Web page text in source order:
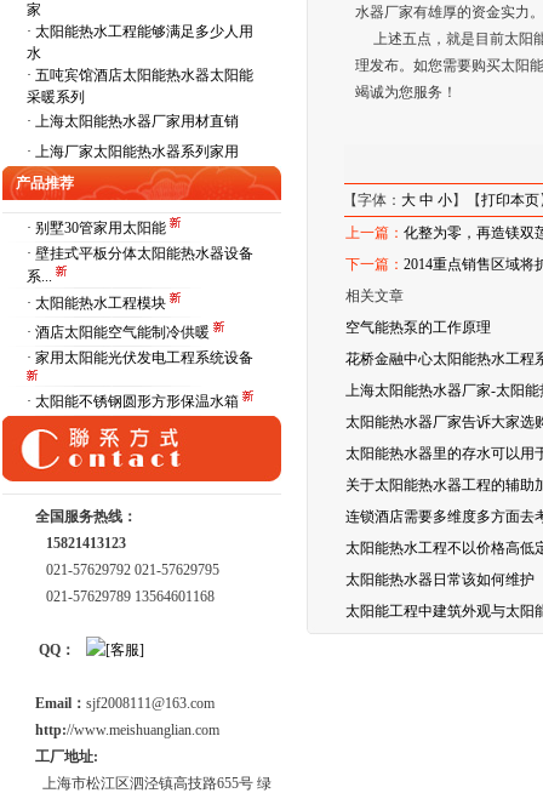
家
· 太阳能热水工程能够满足多少人用
水
· 五吨宾馆酒店太阳能热水器太阳能
采暖系列
· 上海太阳能热水器厂家用材直销
· 上海厂家太阳能热水器系列家用
产品推荐
· 别墅30管家用太阳能
· 壁挂式平板分体太阳能热水器设备
系...
· 太阳能热水工程模块
· 酒店太阳能空气能制冷供暖
· 家用太阳能光伏发电工程系统设备
· 太阳能不锈钢圆形方形保温水箱
全国服务热线：
15821413123
021-57629792 021-57629795
021-57629789 13564601168
QQ：
Email： sjf2008111@163.com
http://www.meishuanglian.com
工厂地址:
上海市松江区泗泾镇高技路655号 绿
水器厂家有雄厚的资金实力
上述五点，就是目前太阳
理发布。如您需要购买太阳
竭诚为您服务！
【字体：大 中 小】【打印本页
上一篇：化整为零，再造镁双
下一篇：2014重点销售区域将
相关文章
空气能热泵的工作原理
花桥金融中心太阳能热水工程
上海太阳能热水器厂家-太阳
太阳能热水器厂家告诉大家选
太阳能热水器里的存水可以用
关于太阳能热水器工程的辅助
连锁酒店需要多维度多方面去
太阳能热水工程不以价格高低
太阳能热水器日常该如何维护
太阳能工程中建筑外观与太阳